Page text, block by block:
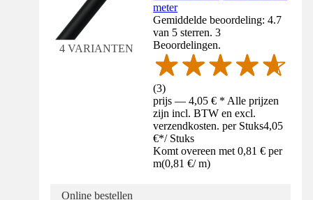
4 VARIANTEN
meter
Gemiddelde beoordeling: 4.7
van 5 sterren. 3
Beoordelingen.
(3)
prijs — 4,05 € * Alle prijzen
zijn incl. BTW en excl.
verzendkosten. per Stuks4,05
€*/ Stuks
Komt overeen met 0,81 € per
m(0,81 €/ m)
Online bestellen